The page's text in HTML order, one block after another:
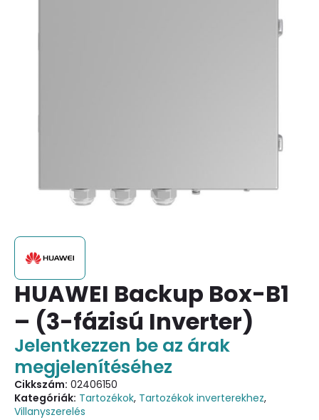
HUAWEI Backup Box-B1
– (3-fázisú Inverter)
Jelentkezzen be az árak
megjelenítéséhez
Cikkszám: 02406150
Kategóriák: Tartozékok, Tartozékok inverterekhez,
Villanyszerelés